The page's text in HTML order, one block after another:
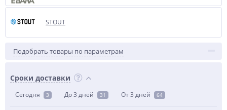
STOUT
Подобрать товары по параметрам
Сроки доставки
Сегодня 3 До 3 дней 31 От 3 дней 64